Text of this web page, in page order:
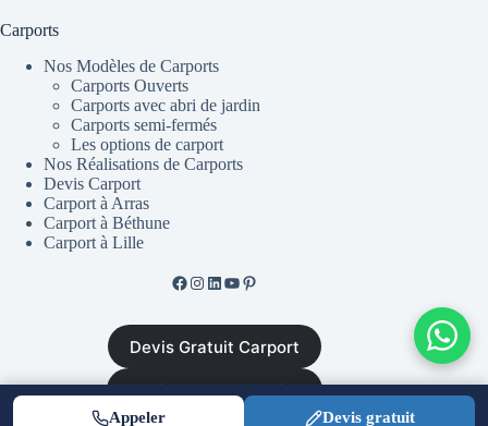
Carports
Nos Modèles de Carports
Carports Ouverts
Carports avec abri de jardin
Carports semi-fermés
Les options de carport
Nos Réalisations de Carports
Devis Carport
Carport à Arras
Carport à Béthune
Carport à Lille
Facebook de ML Fusion
Instgram
LinkedIn
YouTube
Pinterest
Devis Gratuit Carport
Devis Gratuit Escalier
Mentions Légales• •Politique de
Appeler Devis gratuit